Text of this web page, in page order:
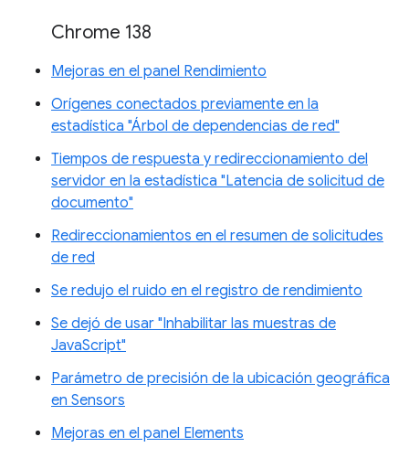
Chrome 138
Mejoras en el panel Rendimiento
Orígenes conectados previamente en la
estadística "Árbol de dependencias de red"
Tiempos de respuesta y redireccionamiento del
servidor en la estadística "Latencia de solicitud de
documento"
Redireccionamientos en el resumen de solicitudes
de red
Se redujo el ruido en el registro de rendimiento
Se dejó de usar "Inhabilitar las muestras de
JavaScript"
Parámetro de precisión de la ubicación geográfica
en Sensors
Mejoras en el panel Elements